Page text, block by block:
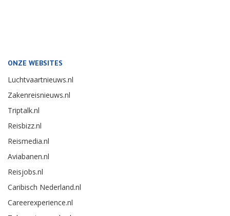
ONZE WEBSITES
Luchtvaartnieuws.nl
Zakenreisnieuws.nl
Triptalk.nl
Reisbizz.nl
Reismedia.nl
Aviabanen.nl
Reisjobs.nl
Caribisch Nederland.nl
Careerexperience.nl